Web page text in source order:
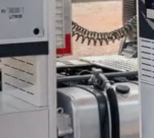
Jandira Itapevi CotiaPirapora
CaieirasFranco da